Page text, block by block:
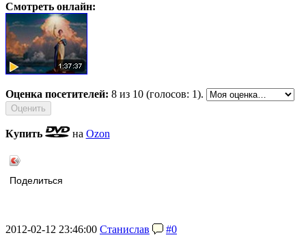
Смотреть онлайн:
Оценка посетителей: 8 из 10 (голосов: 1).
Купить на Ozon
Поделиться
2012-02-12 23:46:00 Станислав
#0